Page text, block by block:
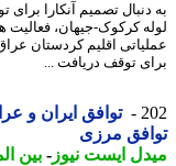
تصمیم آنکارا برای
کرکوک-جیهان، فعالیت های
اقلیم کردستان عراق
توقف دریافت ...
توافق ایران و عراق
مرزی
ایست نیوز-بین الملل